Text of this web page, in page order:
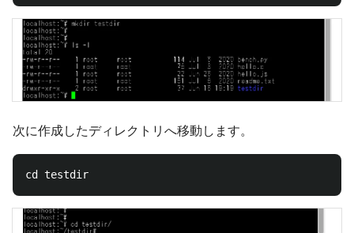
次に作成したディレクトリへ移動します。